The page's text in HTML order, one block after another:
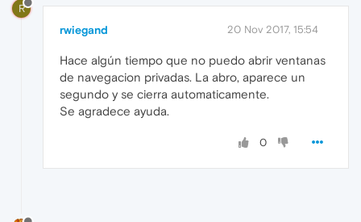
R
rwiegand 20 Nov 2017, 15:54
Hace algún tiempo que no puedo abrir ventanas
de navegacion privadas. La abro, aparece un
segundo y se cierra automaticamente.
Se agradece ayuda.
0